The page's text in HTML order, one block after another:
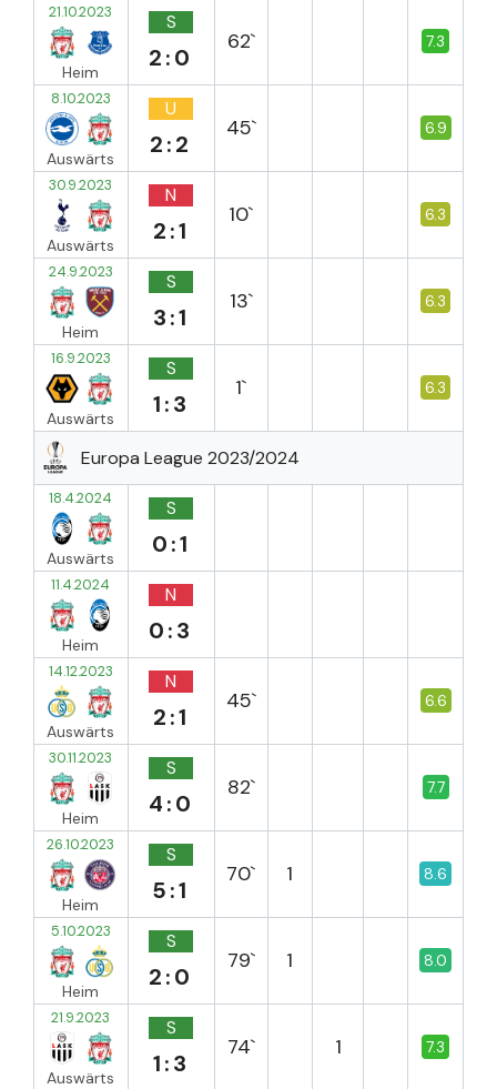
21.10.2023
Heim
S
2:0
62` 7.3
8.10.2023
Auswärts
U
2:2
45` 6.9
30.9.2023
Auswärts
N
2:1
10` 6.3
24.9.2023
Heim
S
3:1
13` 6.3
16.9.2023
Auswärts
S
1:3
1` 6.3
Europa League 2023/2024
18.4.2024
Auswärts
S
0:1
11.4.2024
Heim
N
0:3
14.12.2023
Auswärts
N
2:1
45` 6.6
30.11.2023
Heim
S
4:0
82` 7.7
26.10.2023
Heim
S
5:1
70` 1 8.6
5.10.2023
Heim
S
2:0
79` 1 8.0
21.9.2023
Auswärts
S
1:3
74` 1 7.3